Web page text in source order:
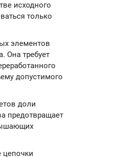
исходного
только
элементов
Она требует
допустимого
доли
предотвращает
цепочки